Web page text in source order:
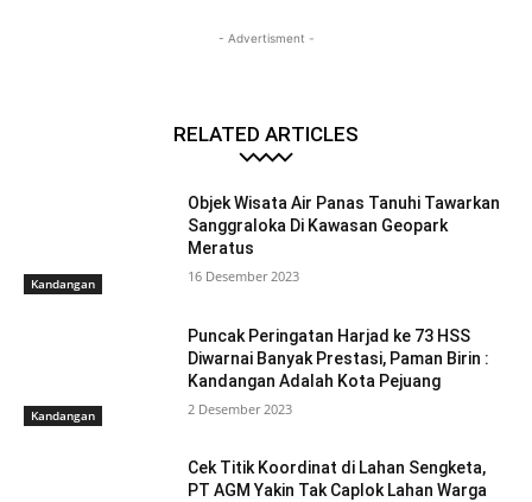
- Advertisment -
RELATED ARTICLES
Kandangan
Objek Wisata Air Panas Tanuhi Tawarkan
Sanggraloka Di Kawasan Geopark
Meratus
16 Desember 2023
Kandangan
Puncak Peringatan Harjad ke 73 HSS
Diwarnai Banyak Prestasi, Paman Birin :
Kandangan Adalah Kota Pejuang
2 Desember 2023
Cek Titik Koordinat di Lahan Sengketa,
PT AGM Yakin Tak Caplok Lahan Warga